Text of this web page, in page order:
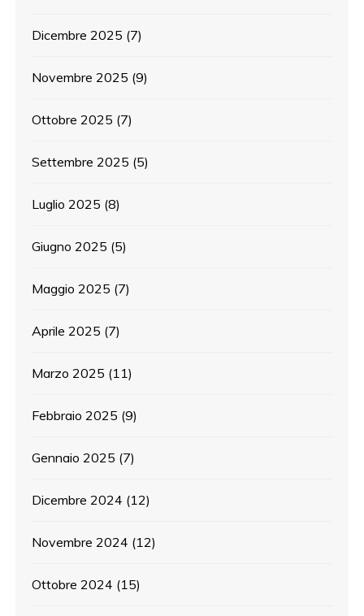
Dicembre 2025 (7)
Novembre 2025 (9)
Ottobre 2025 (7)
Settembre 2025 (5)
Luglio 2025 (8)
Giugno 2025 (5)
Maggio 2025 (7)
Aprile 2025 (7)
Marzo 2025 (11)
Febbraio 2025 (9)
Gennaio 2025 (7)
Dicembre 2024 (12)
Novembre 2024 (12)
Ottobre 2024 (15)